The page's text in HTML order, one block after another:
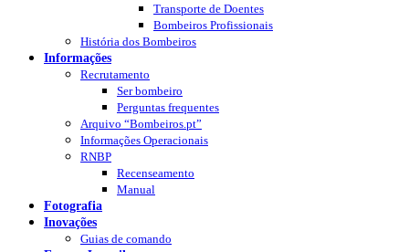
Transporte de Doentes
Bombeiros Profissionais
História dos Bombeiros
Informações
Recrutamento
Ser bombeiro
Perguntas frequentes
Arquivo “Bombeiros.pt”
Informações Operacionais
RNBP
Recenseamento
Manual
Fotografia
Inovações
Guias de comando